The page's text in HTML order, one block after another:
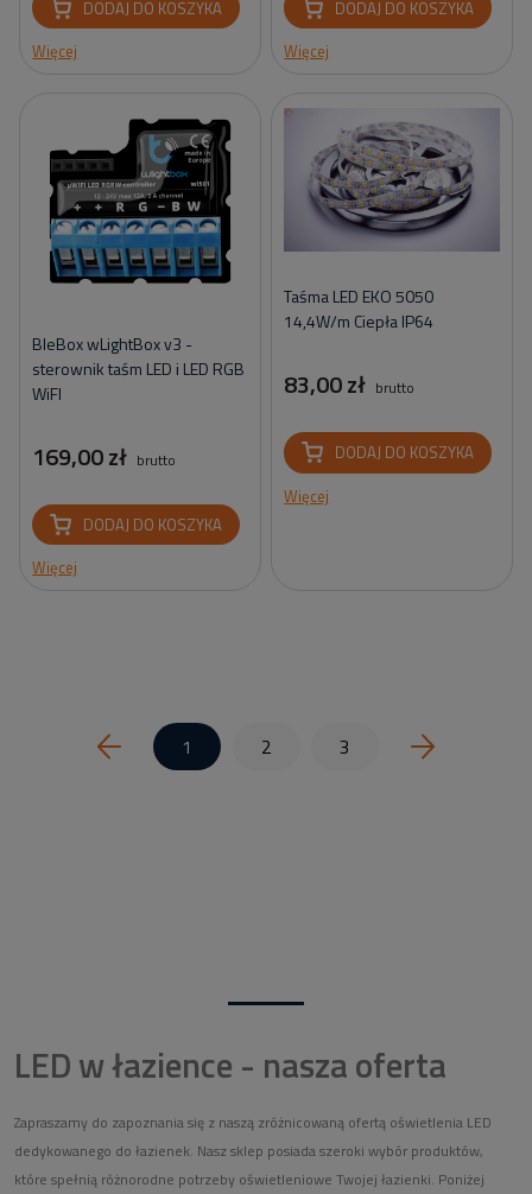
DODAJ DO KOSZYKA
Więcej
DODAJ DO KOSZYKA
Więcej
BleBox wLightBox v3 -
sterownik taśm LED i LED RGB
WiFI
169,00 zł brutto
DODAJ DO KOSZYKA
Więcej
Taśma LED EKO 5050
14,4W/m Ciepła IP64
83,00 zł brutto
DODAJ DO KOSZYKA
Więcej
1 2 3
LED w łazience - nasza oferta
Zapraszamy do zapoznania się z naszą zróżnicowaną ofertą oświetlenia LED
dedykowanego do łazienek. Nasz sklep posiada szeroki wybór produktów,
które spełnią różnorodne potrzeby oświetleniowe Twojej łazienki. Poniżej